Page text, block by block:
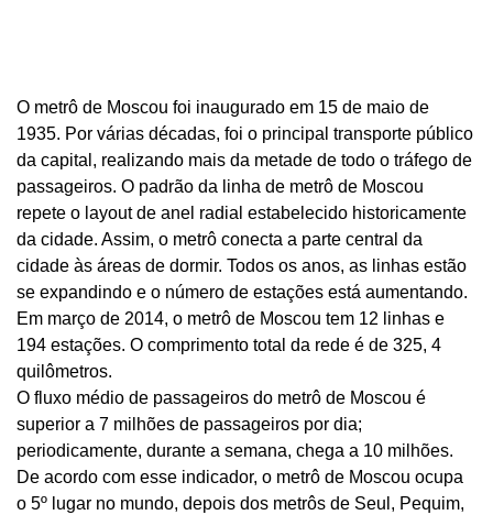
O metrô de Moscou foi inaugurado em 15 de maio de
1935. Por várias décadas, foi o principal transporte público
da capital, realizando mais da metade de todo o tráfego de
passageiros. O padrão da linha de metrô de Moscou
repete o layout de anel radial estabelecido historicamente
da cidade. Assim, o metrô conecta a parte central da
cidade às áreas de dormir. Todos os anos, as linhas estão
se expandindo e o número de estações está aumentando.
Em março de 2014, o metrô de Moscou tem 12 linhas e
194 estações. O comprimento total da rede é de 325, 4
quilômetros.
O fluxo médio de passageiros do metrô de Moscou é
superior a 7 milhões de passageiros por dia;
periodicamente, durante a semana, chega a 10 milhões.
De acordo com esse indicador, o metrô de Moscou ocupa
o 5º lugar no mundo, depois dos metrôs de Seul, Pequim,